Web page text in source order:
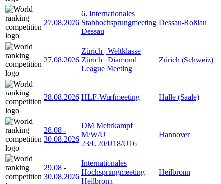
27.08.2026
6. Internationales
Stabhochsprungmeeting
Dessau
Dessau-Roßlau
27.08.2026
Zürich | Weltklasse
Zürich | Diamond
League Meeting
Zürich (Schweiz)
28.08.2026 HLF-Wurfmeeting Halle (Saale)
28.08 -
30.08.2026
DM Mehrkampf
M/W/U
23/U20/U18/U16
Hannover
29.08 -
30.08.2026
Internationales
Hochsprungmeeting
Heilbronn
Heilbronn